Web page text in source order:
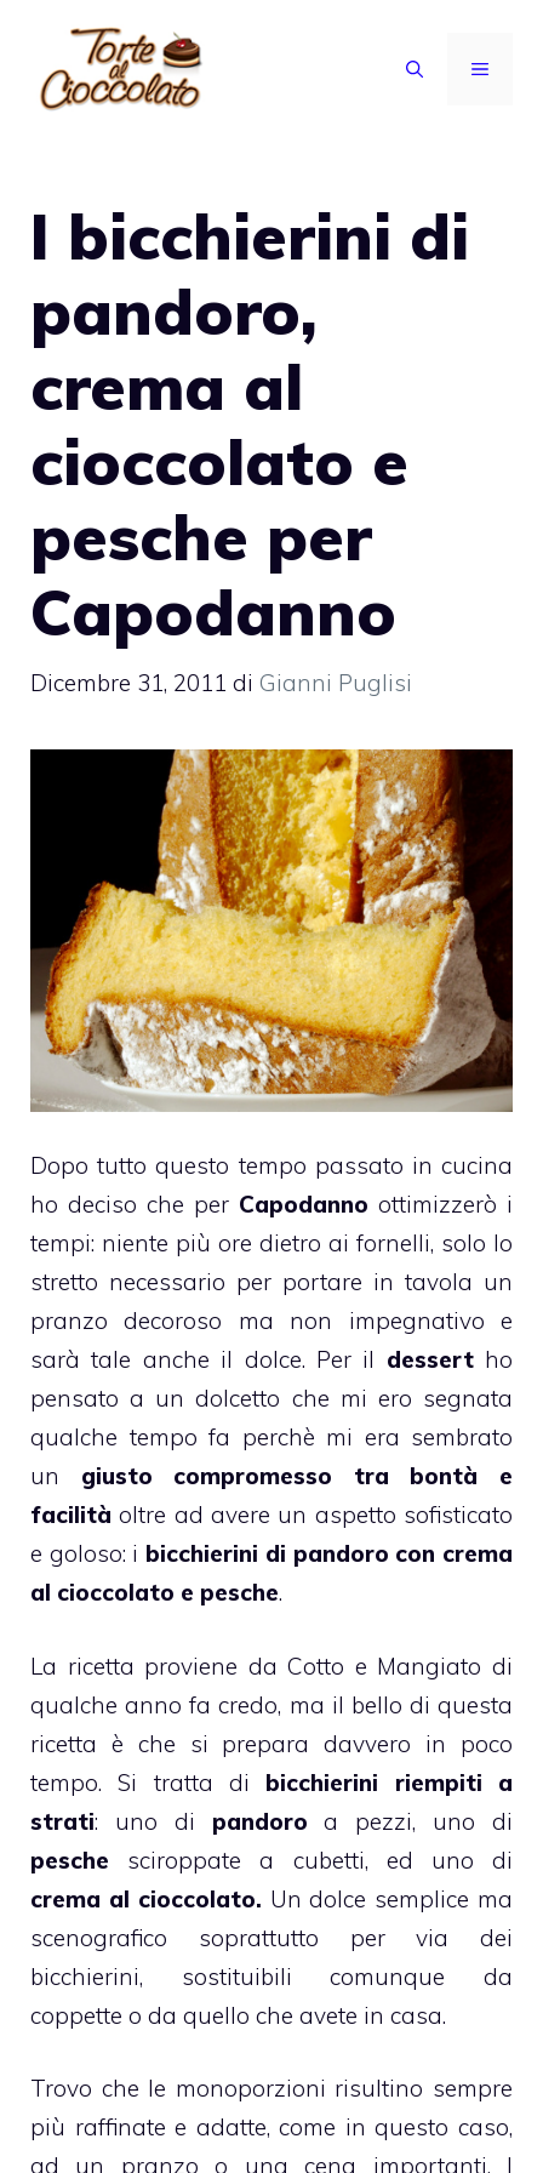
contenuto
MENU
I bicchierini di
pandoro,
crema al
cioccolato e
pesche per
Capodanno
Dicembre 31, 2011 di Gianni Puglisi
Dopo tutto questo tempo passato in cucina
ho deciso che per Capodanno ottimizzerò i
tempi: niente più ore dietro ai fornelli, solo lo
stretto necessario per portare in tavola un
pranzo decoroso ma non impegnativo e
sarà tale anche il dolce. Per il dessertho
pensato a un dolcetto che mi ero segnata
qualche tempo fa perchè mi era sembrato
un giusto compromesso tra bontà e
facilità oltre ad avere un aspetto sofisticato
e goloso: i bicchierini di pandoro con crema
al cioccolato e pesche.
La ricetta proviene da Cotto e Mangiato di
qualche anno fa credo, ma il bello di questa
ricetta è che si prepara davvero in poco
tempo. Si tratta di bicchierini riempiti a
strati: uno di pandoro a pezzi, uno di
pesche sciroppate a cubetti, ed uno di
crema al cioccolato. Un dolce semplice ma
scenografico soprattutto per via dei
bicchierini, sostituibili comunque da
coppette o da quello che avete in casa.
Trovo che le monoporzioni risultino sempre
più raffinate e adatte, come in questo caso,
ad un pranzo o una cena importanti. I